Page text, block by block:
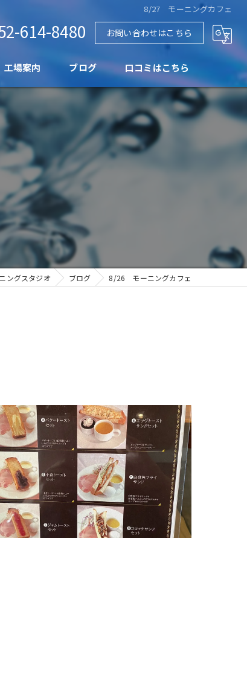
8/27 モーニングカフェ
614-8480 お問い合わせはこちら
工場案内 ブログ 口コミはこちら
ングスタジオ ブログ 8/26 モーニングカフェ